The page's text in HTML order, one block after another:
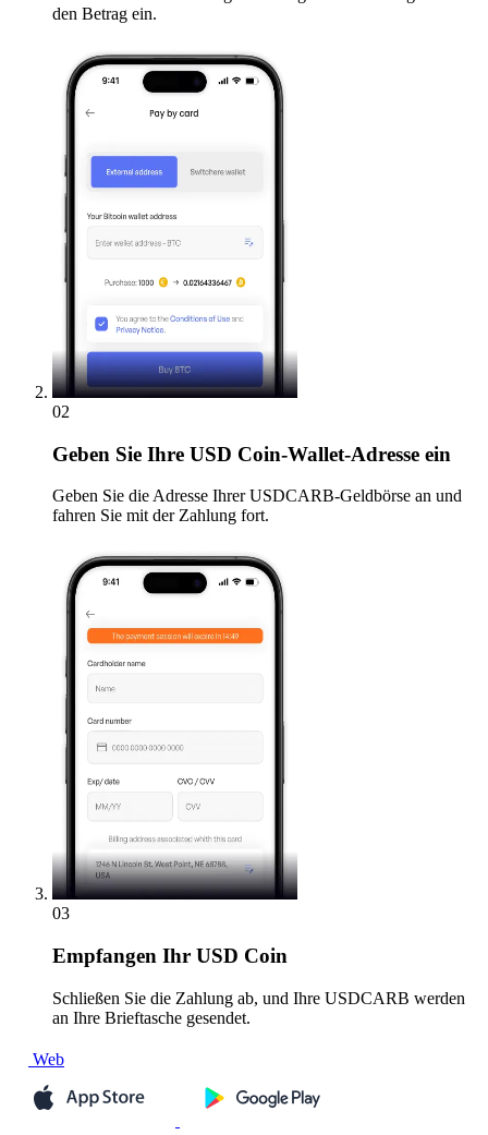
den Betrag ein.
02
Geben Sie Ihre USD Coin-Wallet-Adresse ein
Geben Sie die Adresse Ihrer USDCARB-Geldbörse an und
fahren Sie mit der Zahlung fort.
03
Empfangen Ihr USD Coin
Schließen Sie die Zahlung ab, und Ihre USDCARB werden
an Ihre Brieftasche gesendet.
Web